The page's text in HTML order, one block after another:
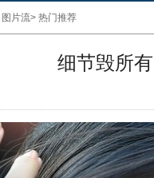
图片流> 热门推荐
细节毁所